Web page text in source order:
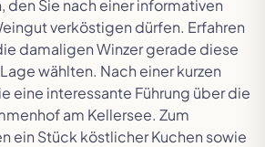
den Sie nach einer informativen
verköstigen dürfen. Erfahren
damaligen Winzer gerade diese
wählten. Nach einer kurzen
eine interessante Führung über die
am Kellersee. Zum
ein Stück köstlicher Kuchen sowie